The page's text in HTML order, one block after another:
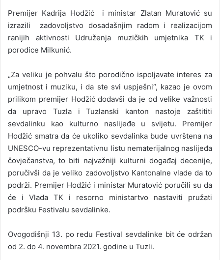
Premijer Kadrija Hodžić i ministar Zlatan Muratović su
izrazili zadovoljstvo dosadašnjim radom i realizacijom
ranijih aktivnosti Udruženja muzičkih umjetnika TK i
porodice Milkunić.
„Za veliku je pohvalu što porodično ispoljavate interes za
umjetnost i muziku, i da ste svi uspješni“, kazao je ovom
prilikom premijer Hodžić dodavši da je od velike važnosti
da upravo Tuzla i Tuzlanski kanton nastoje zaštititi
sevdalinku kao kulturno naslijeđe u svijetu. Premijer
Hodžić smatra da će ukoliko sevdalinka bude uvrštena na
UNESCO-vu reprezentativnu listu nematerijalnog naslijeđa
čovječanstva, to biti najvažniji kulturni događaj decenije,
poručivši da je veliko zadovoljstvo Kantonalne vlade da to
podrži. Premijer Hodžić i ministar Muratović poručili su da
će i Vlada TK i resorno ministartvo nastaviti pružati
podršku Festivalu sevdalinke.
Ovogodišnji 13. po redu Festival sevdalinke bit će održan
od 2. do 4. novembra 2021. godine u Tuzli.